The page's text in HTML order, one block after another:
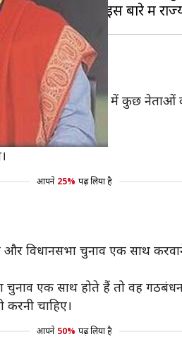
में हैं वहीं हरियाणा में कुछ
है।
आपने 25% पढ़ लिया है
और विधानसभा चुनाव एक साथ
चुनाव एक साथ होते हैं तो वह
करनी चाहिए।
आपने 50% पढ़ लिया है